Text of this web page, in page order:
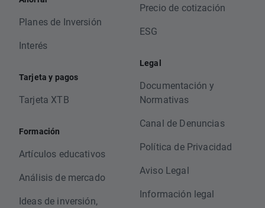
Planes de Inversión
Interés
Tarjeta y pagos
Tarjeta XTB
Formación
Artículos educativos
Análisis de mercado
Ideas de inversión,
Precio de cotización
ESG
Legal
Documentación y
Normativas
Canal de Denuncias
Política de Privacidad
Aviso Legal
Información legal